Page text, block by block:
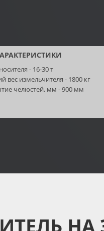
- 16-30 т
вес измельчителя - 1800 кг
челюстей, мм - 900 мм
НА